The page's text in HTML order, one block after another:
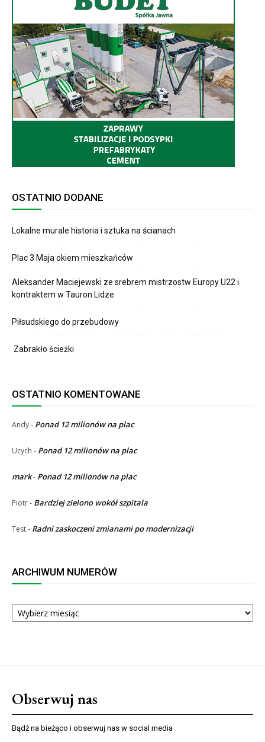
OSTATNIO DODANE
Lokalne murale historia i sztuka na ścianach
Plac 3 Maja okiem mieszkańców
Aleksander Maciejewski ze srebrem mistrzostw Europy U22 i
kontraktem w Tauron Lidze
Piłsudskiego do przebudowy
Zabrakło ścieżki
OSTATNIO KOMENTOWANE
Andy- Ponad 12 milionów na plac
Ucych - Ponad 12 milionów na plac
mark- Ponad 12 milionów na plac
Piotr- Bardziej zielono wokół szpitala
Test- Radni zaskoczeni zmianami po modernizacji
ARCHIWUM NUMERÓW
ARCHIWUM
NUMERÓW
Obserwuj nas
Bądź na bieżąco i obserwuj nas w social media